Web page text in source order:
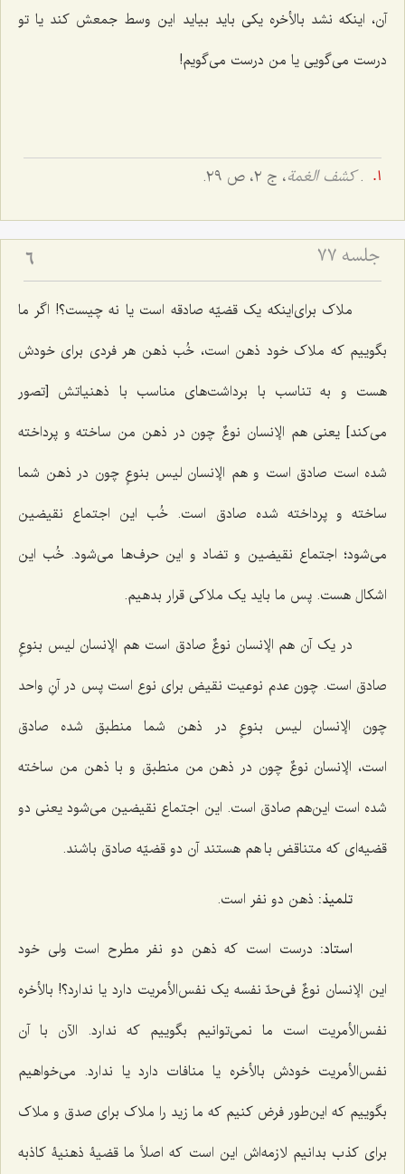
آن، اینکه نشد بالأخره یکی باید بیاید این وسط جمعش کند یا تو
درست می‌گویی یا من درست می‌گویم!
.کشف الغمة، ج ۲، ص ۲۹.
جلسه ۷۷ 6
ملاک برای‌اینکه یک قضیّه صادقه است یا نه چیست؟! اگر ما
بگوییم که ملاک خود ذهن است، خُب ذهن هر فردی برای خودش
هست و به تناسب با برداشت‌های مناسب با ذهنیاتش [تصور
می‌کند] یعنی هم الإنسان نوعٌ چون در ذهن من ساخته و پرداخته
شده است صادق است و هم الإنسان لیس بنوعٍ چون در ذهن شما
ساخته و پرداخته شده صادق است. خُب این اجتماع نقیضین
می‌شود؛ اجتماع نقیضین و تضاد و این حرف‌ها می‌شود. خُب این
اشکال هست. پس ما باید یک ملاکی قرار بدهیم.
در یک آن هم الإنسان نوعٌ صادق است هم الإنسان لیس بنوعٍ
صادق است. چون عدم نوعیت نقیض برای نوع است پس در آنِ واحد
چون الإنسان لیس بنوعٍ در ذهن شما منطبق شده صادق
است، الإنسان نوعٌچون در ذهن من منطبق و با ذهن من ساخته
شده است این‌هم صادق است. این اجتماع نقیضین می‌شود یعنی دو
قضیه‌ای که متناقض با هم هستند آن دو قضیّه صادق باشند.
تلمیذ: ذهن دو نفر است.
استاد: درست است که ذهن دو نفر مطرح است ولی خود
این الإنسان نوعٌ فی‌حدّ نفسه یک نفس‌الأمریت دارد یا ندارد؟! بالأخره
نفس‌الأمریت است ما نمی‌توانیم بگوییم که ندارد. الآن با آن
نفس‌الأمریت خودش بالأخره یا منافات دارد یا ندارد. می‌خواهیم
بگوییم که این‌طور فرض کنیم که ما زید را ملاک برای صدق و ملاک
برای کذب بدانیم لازمه‌اش این است که اصلاً ما قضیۀ ذهنیۀ کاذبه